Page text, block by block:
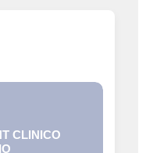
CLINICO